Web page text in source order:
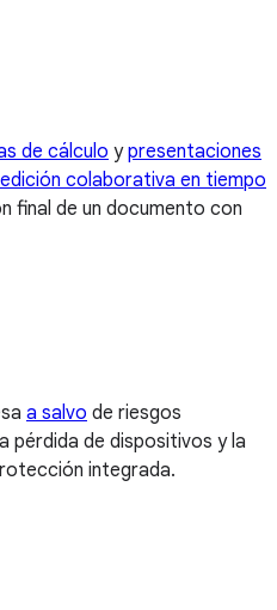
de cálculo ypresentaciones
colaborativa en tiempo
final de un documento con
a salvo de riesgos
pérdida de dispositivos y la
integrada.